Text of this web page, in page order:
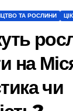
ТА РОСЛИНИ
на
чи